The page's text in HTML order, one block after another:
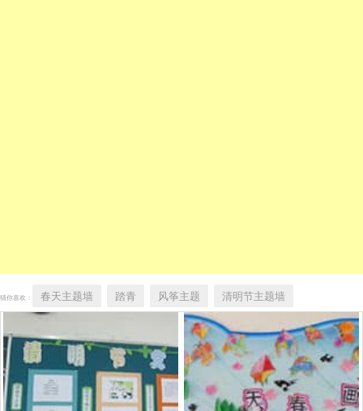
猜你喜欢： 春天主题墙 踏青 风筝主题 清明节主题墙